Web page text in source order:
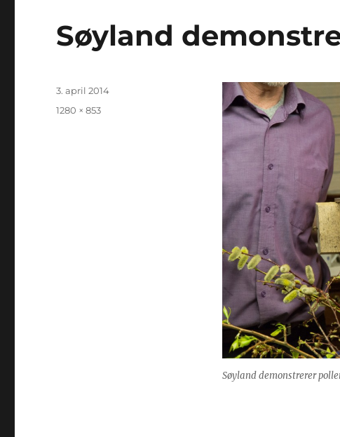
Søyland
Søyland demonstrerer
Posta
3. april 2014
Full
1280 × 853